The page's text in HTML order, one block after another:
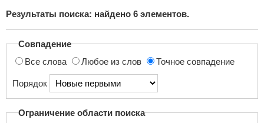
поиска...
Результаты поиска: найдено 6 элементов.
Совпадение
Все слова
Любое из слов Точное совпадение
Порядок
Ограничение области поиска